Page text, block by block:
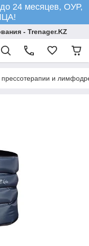
24 месяцев, ОУР,
- Trenager.KZ
и